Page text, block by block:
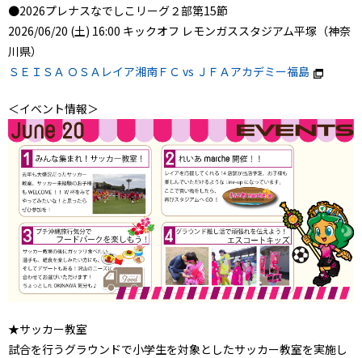
●2026プレナスなでしこリーグ２部第15節
2026/06/20 (土) 16:00 キックオフ レモンガススタジアム平塚（神奈
川県）
ＳＥＩＳＡ ＯＳＡレイア湘南ＦＣ vs ＪＦＡアカデミー福島
＜イベント情報＞
★サッカー教室
試合を行うグラウンドで小学生を対象としたサッカー教室を実施し